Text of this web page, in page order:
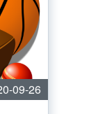
09-26